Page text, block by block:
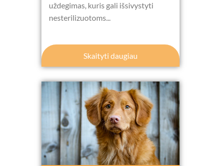
uždegimas, kuris gali išsivystyti
nesterilizuotoms...
Skaityti daugiau